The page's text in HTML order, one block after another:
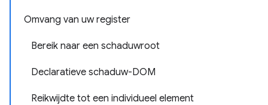
Omvang van uw register
Bereik naar een schaduwroot
Declaratieve schaduw-DOM
Reikwijdte tot een individueel element